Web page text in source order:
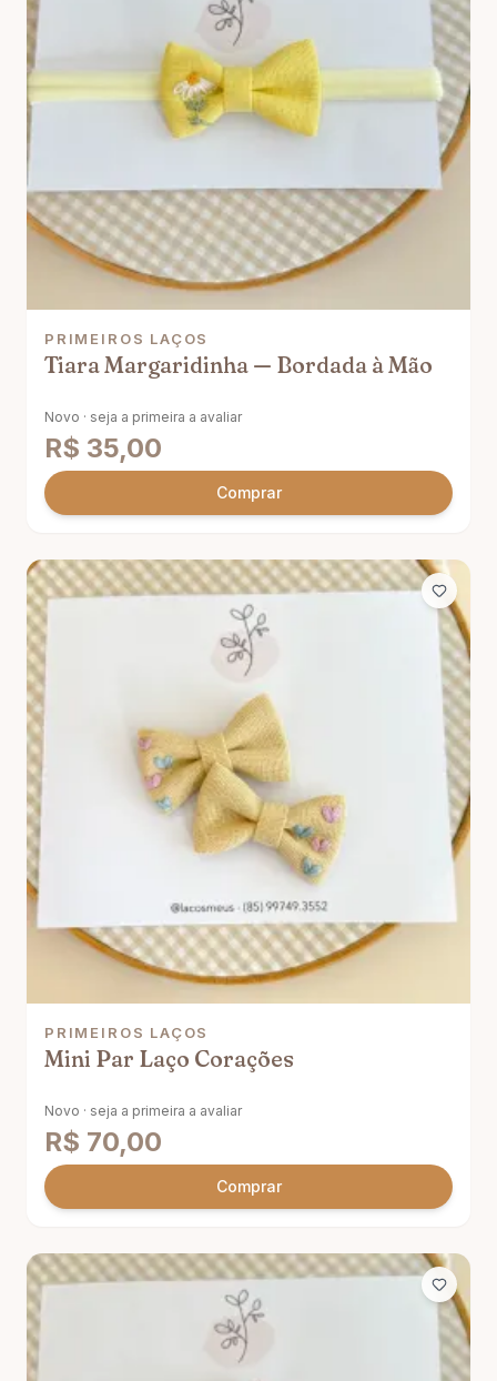
PRIMEIROS LAÇOS
Tiara Margaridinha — Bordada à Mão
Novo · seja a primeira a avaliar
R$ 35,00
Comprar
PRIMEIROS LAÇOS
Mini Par Laço Corações
Novo · seja a primeira a avaliar
R$ 70,00
Comprar